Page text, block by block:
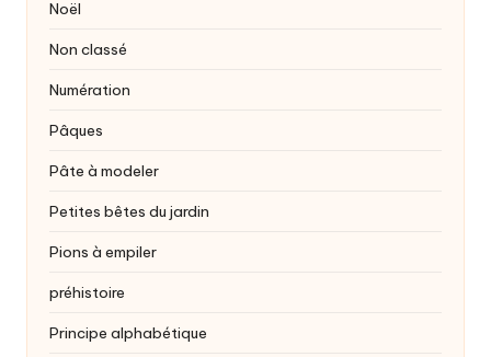
Noël
Non classé
Numération
Pâques
Pâte à modeler
Petites bêtes du jardin
Pions à empiler
préhistoire
Principe alphabétique